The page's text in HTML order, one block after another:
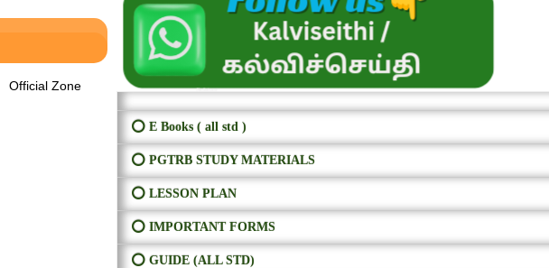
Official Zone
⭕ E Books ( all std )
⭕ PGTRB STUDY MATERIALS
⭕ LESSON PLAN
⭕ IMPORTANT FORMS
⭕ GUIDE (ALL STD)